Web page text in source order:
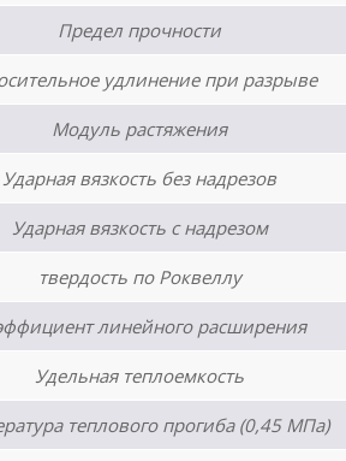
Предел прочности
удлинение при разрыве
Модуль растяжения
Ударная вязкость без надрезов
Ударная вязкость с надрезом
твердость по Роквеллу
линейного расширения
Удельная теплоемкость
теплового прогиба (0,45 МПа)